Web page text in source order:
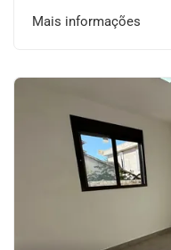
Mais informações